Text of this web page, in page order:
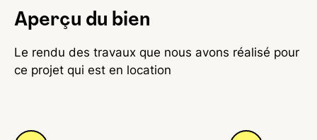
Aperçu du bien
Le rendu des travaux que nous avons réalisé pour
ce projet qui est en location